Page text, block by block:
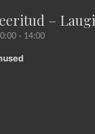
– Laugi
- 14:00